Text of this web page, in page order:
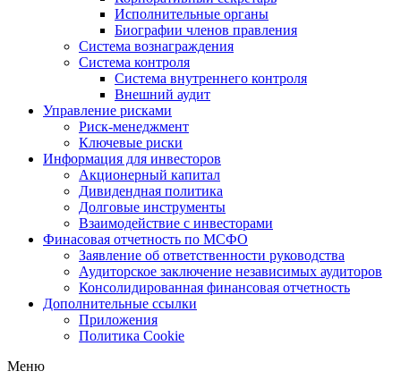
Исполнительные органы
Биографии членов правления
Система вознаграждения
Система контроля
Система внутреннего контроля
Внешний аудит
Управление рисками
Риск-менеджмент
Ключевые риски
Информация для инвесторов
Акционерный капитал
Дивидендная политика
Долговые инструменты
Взаимодействие с инвеcторами
Финасовая отчетность по МСФО
Заявление об ответственности руководства
Аудиторское заключение независимых аудиторов
Консолидированная финансовая отчетность
Дополнительные ссылки
Приложения
Политика Cookie
Меню